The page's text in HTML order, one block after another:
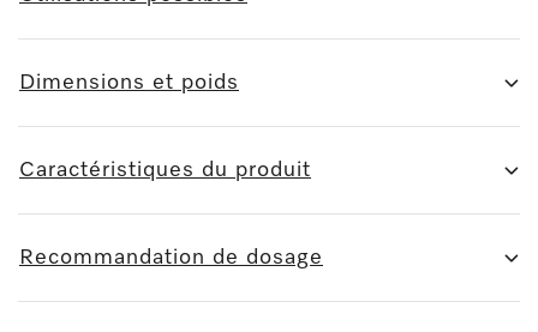
Dimensions et poids
Caractéristiques du produit
Recommandation de dosage